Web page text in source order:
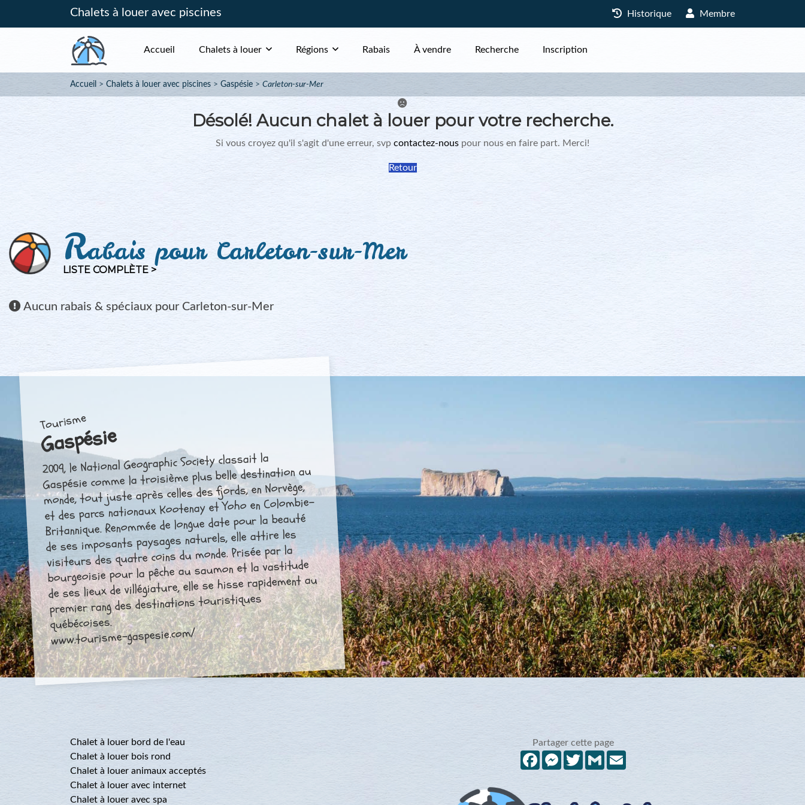
Chalets à louer avec piscines Historique Membre
Accueil Chalets à louer Régions Rabais À vendre Recherche Inscription
Accueil Chalets à louer avec piscines Gaspésie Carleton-sur-Mer
Désolé! Aucun chalet à louer pour votre recherche.
Si vous croyez qu'il s'agit d'une erreur, svp contactez-nous pour nous en faire part. Merci!
Retour
Rabais pour Carleton-sur-Mer
LISTE COMPLÈTE >
Aucun rabais & spéciaux pour Carleton-sur-Mer
Tourisme
Gaspésie
2009, le National Geographic Society classait la
Gaspésie comme la troisième plus belle destination au
monde, tout juste après celles des fjords, en Norvège,
et des parcs nationaux Kootenay et Yoho en Colombie-
Britannique. Renommée de longue date pour la beauté
de ses imposants paysages naturels, elle attire les
visiteurs des quatre coins du monde. Prisée par la
bourgeoisie pour la pêche au saumon et la vastitude
de ses lieux de villégiature, elle se hisse rapidement au
premier rang des destinations touristiques
québécoises.
www.tourisme-gaspesie.com/
Chalet à louer bord de l'eau
Chalet à louer bois rond
Chalet à louer animaux acceptés
Chalet à louer avec internet
Chalet à louer avec spa
Partager cette page
FacebookMessenger
TwitterGmail